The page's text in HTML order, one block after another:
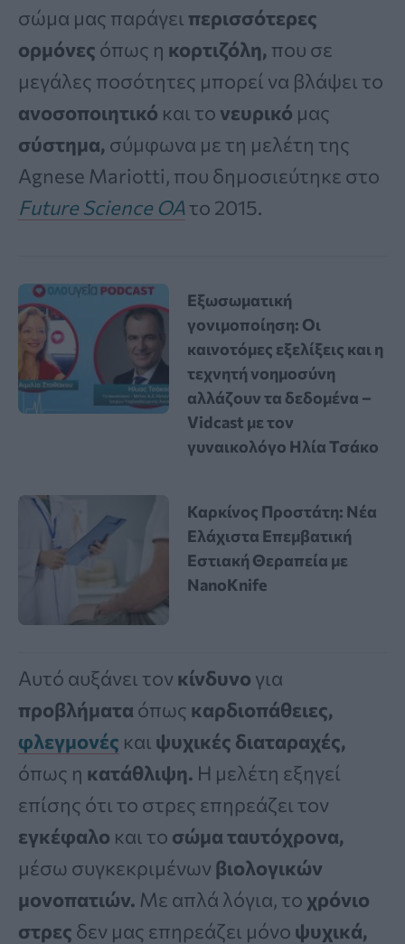
σώμα μας παράγει περισσότερες
ορμόνες όπως η κορτιζόλη, που σε
μεγάλες ποσότητες μπορεί να βλάψει το
ανοσοποιητικό και τονευρικό μας
σύστημα, σύμφωνα με τη μελέτη της
Agnese Mariotti, που δημοσιεύτηκε στο
Future Science OAτο 2015.
Εξωσωματική
γονιμοποίηση: Οι
καινοτόμες εξελίξεις και η
τεχνητή νοημοσύνη
αλλάζουν τα δεδομένα –
Vidcast με τον
γυναικολόγο Ηλία Τσάκο
Καρκίνος Προστάτη: Νέα
Ελάχιστα Επεμβατική
Εστιακή Θεραπεία με
NanoKnife
Αυτό αυξάνει τον κίνδυνο για
προβλήματα όπως καρδιοπάθειες,
φλεγμονές και ψυχικές διαταραχές,
όπως η κατάθλιψη. Η μελέτη εξηγεί
επίσης ότι το στρες επηρεάζει τον
εγκέφαλο και το σώμα ταυτόχρονα,
μέσω συγκεκριμένων βιολογικών
μονοπατιών. Με απλά λόγια, το χρόνιο
στρες δεν μας επηρεάζει μόνο ψυχικά,